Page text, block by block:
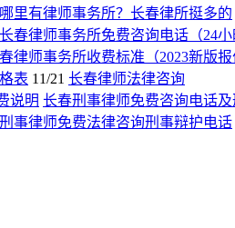
里有律师事务所？长春律所挺多的
长春律师事务所免费咨询电话（24小
律师事务所收费标准（2023新版报
表 11/21 长春律师法律咨询
长春刑事律师免费咨询电话
事律师免费法律咨询刑事辩护电话